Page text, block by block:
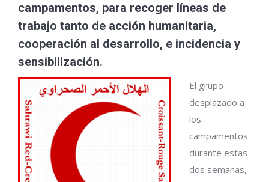
campamentos, para recoger líneas de
trabajo tanto de acción humanitaria,
cooperación al desarrollo, e incidencia y
sensibilización.
El grupo
desplazado a
los
campamentos
durante estas
dos semanas,